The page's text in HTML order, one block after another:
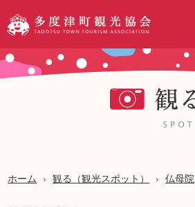
ホーム › 観る（観光スポット） › 仏母院